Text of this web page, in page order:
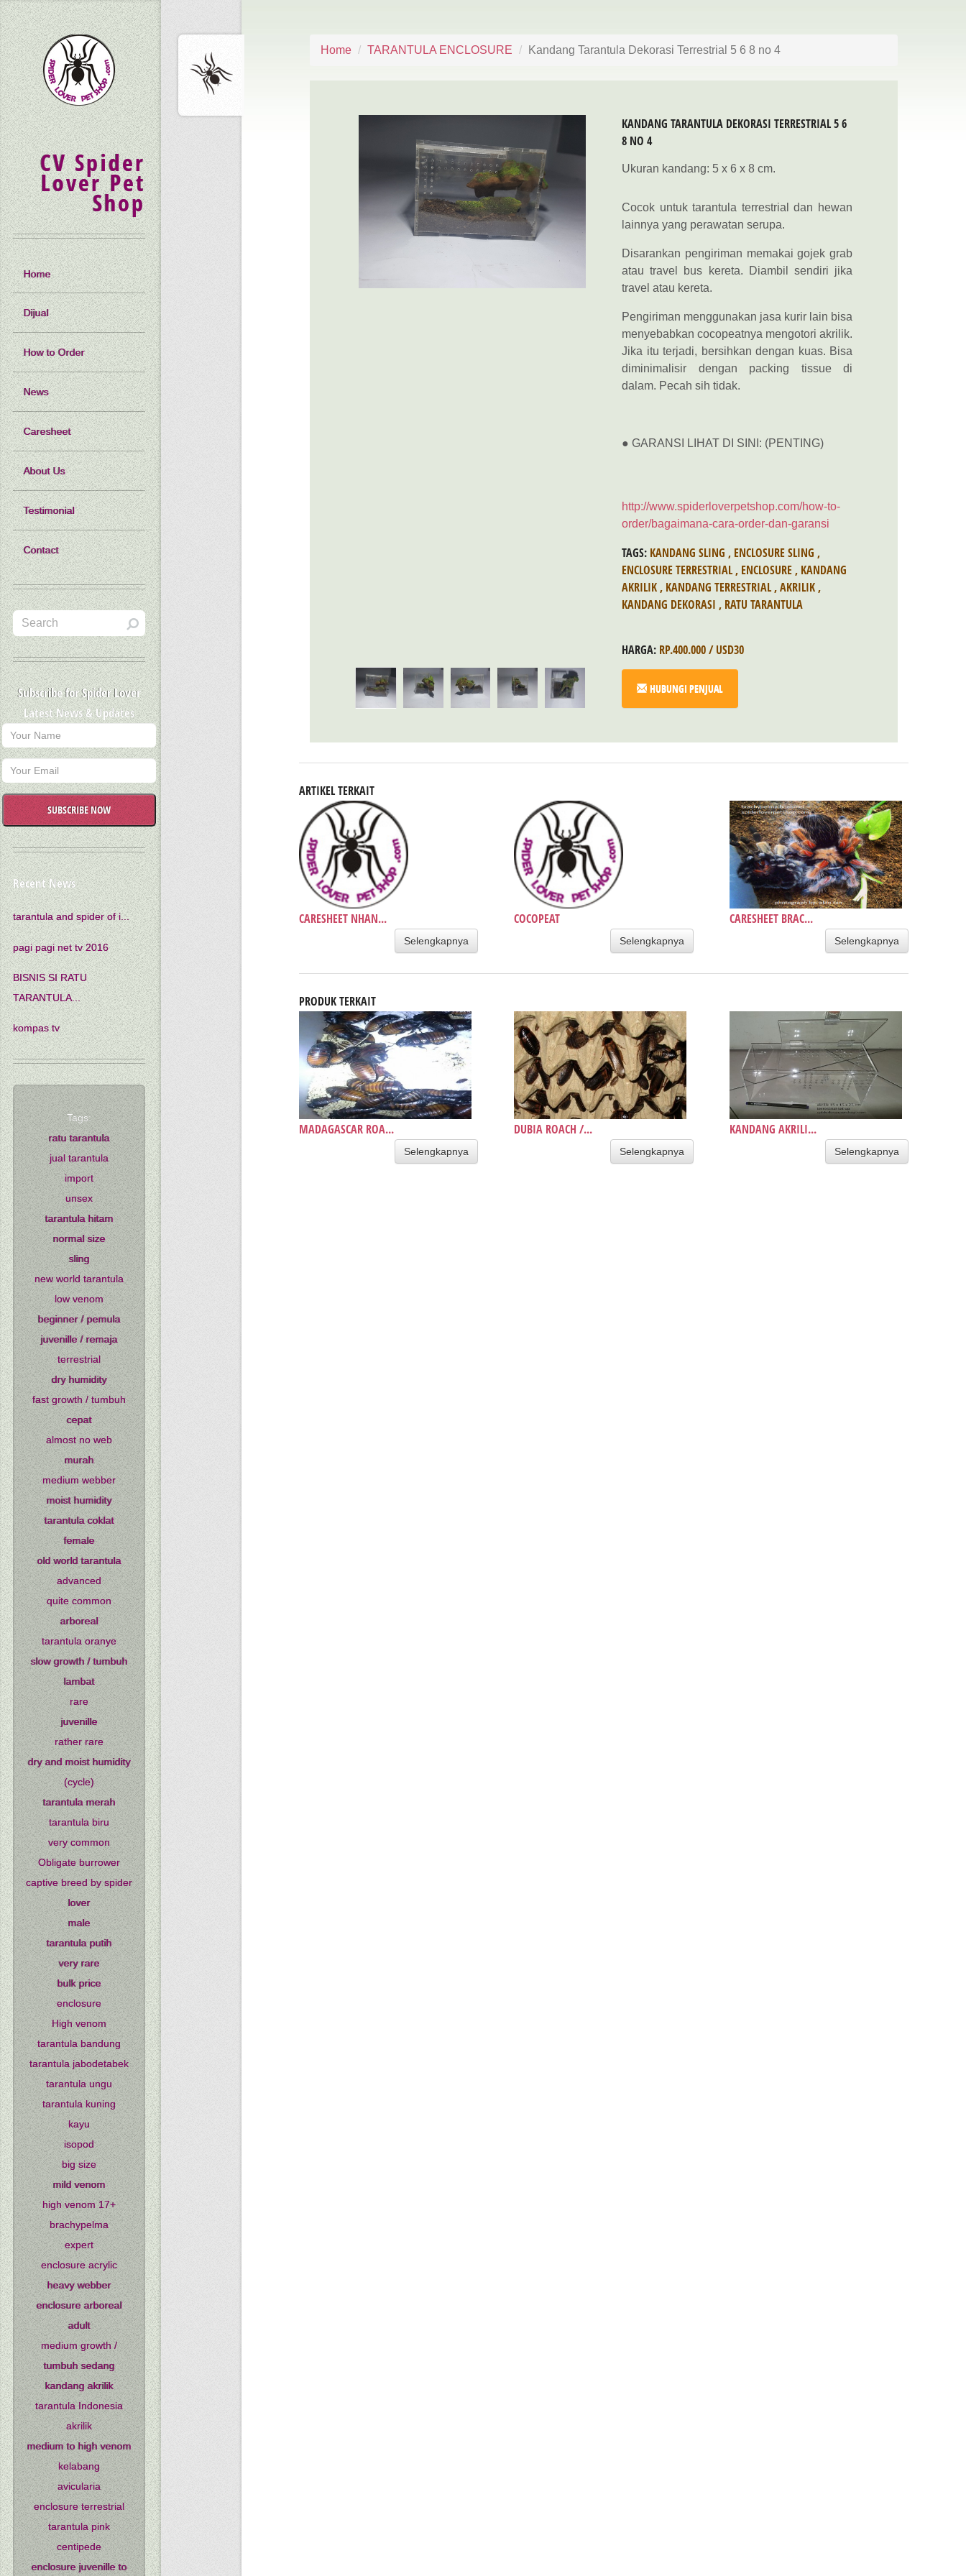
Home TARANTULA ENCLOSURE Kandang Tarantula Dekorasi Terrestrial 5 6 8 no 4
KANDANG TARANTULA DEKORASI TERRESTRIAL 5 6
8 NO 4
Ukuran kandang: 5 x 6 x 8 cm.
Cocok untuk tarantula terrestrial dan hewan
lainnya yang perawatan serupa.
Disarankan pengiriman memakai gojek grab
atau travel bus kereta. Diambil sendiri jika
travel atau kereta.
Pengiriman menggunakan jasa kurir lain bisa
menyebabkan cocopeatnya mengotori akrilik.
Jika itu terjadi, bersihkan dengan kuas. Bisa
diminimalisir dengan packing tissue di
dalam. Pecah sih tidak.
● GARANSI LIHAT DI SINI: (PENTING)
http://www.spiderloverpetshop.com/how-to-
order/bagaimana-cara-order-dan-garansi
TAGS: KANDANG SLING , ENCLOSURE SLING ,
ENCLOSURE TERRESTRIAL, ENCLOSURE, KANDANG
AKRILIK, KANDANG TERRESTRIAL,AKRILIK,
KANDANG DEKORASI , RATU TARANTULA
HARGA: RP.400.000 / USD30
HUBUNGI PENJUAL
ARTIKEL TERKAIT
CARESHEET NHAN...
Selengkapnya
COCOPEAT
Selengkapnya
CARESHEET BRAC...
Selengkapnya
PRODUK TERKAIT
MADAGASCAR ROA...
Selengkapnya
DUBIA ROACH /...
Selengkapnya
KANDANG AKRILI...
Selengkapnya
CV Spider
Lover Pet
Shop
Home
Dijual
How to Order
News
Caresheet
About Us
Testimonial
Contact
Subscribe for Spider Lover
Latest News & Updates
SUBSCRIBE NOW
Recent News
tarantula and spider of i...
pagi pagi net tv 2016
BISNIS SI RATU
TARANTULA...
kompas tv
Tags:
ratu tarantula
jual tarantula
import
unsex
tarantula hitam
normal size
sling
new world tarantula
low venom
beginner / pemula
juvenille / remaja
terrestrial
dry humidity
fast growth / tumbuh
cepat
almost no web
murah
medium webber
moist humidity
tarantula coklat
female
old world tarantula
advanced
quite common
arboreal
tarantula oranye
slow growth / tumbuh
lambat
rare
juvenille
rather rare
dry and moist humidity
(cycle)
tarantula merah
tarantula biru
very common
Obligate burrower
captive breed by spider
lover
male
tarantula putih
very rare
bulk price
enclosure
High venom
tarantula bandung
tarantula jabodetabek
tarantula ungu
tarantula kuning
kayu
isopod
big size
mild venom
high venom 17+
brachypelma
expert
enclosure acrylic
heavy webber
enclosure arboreal
adult
medium growth /
tumbuh sedang
kandang akrilik
tarantula Indonesia
akrilik
medium to high venom
kelabang
avicularia
enclosure terrestrial
tarantula pink
centipede
enclosure juvenille to